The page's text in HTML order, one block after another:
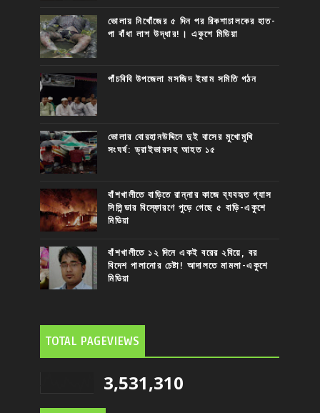
ভোলায় নিখোঁজের ৫ দিন পর রিকশাচালকের হাত-
পা বাঁধা লাশ উদ্ধার!। একুশে মিডিয়া
পাঁচবিবি উপজেলা মসজিদ ইমাম সমিতি গঠন
ভোলার বোরহানউদ্দিনে দুই বাসের মুখোমুখি
সংঘর্ষ: ড্রাইভারসহ আহত ১৫
বাঁশখালীতে বাড়িতে রান্নার কাজে ব্যবহৃত গ্যাস
সিলিন্ডার বিস্ফোরণে পুড়ে গেছে ৫ বাড়ি-একুশে
মিডিয়া
বাঁশখালীতে ১২ দিনে একই বরের ২বিয়ে, বর
বিদেশ পালানোর চেষ্টা! আদালতে মামলা-একুশে
মিডিয়া
TOTAL PAGEVIEWS
3,531,310